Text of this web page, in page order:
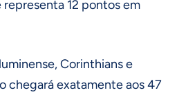
representa 12 pontos em
Corinthians e
chegará exatamente aos 47